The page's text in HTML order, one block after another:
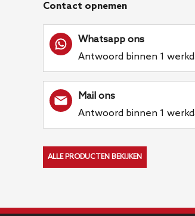
Contact opnemen
Whatsapp ons
Antwoord binnen 1
Mail ons
Antwoord binnen 1
ALLE PRODUCTEN BEKIJKEN